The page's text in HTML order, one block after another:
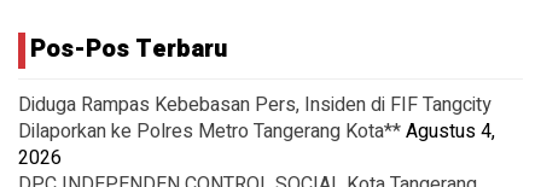
Pos-Pos Terbaru
Diduga Rampas Kebebasan Pers, Insiden di FIF Tangcity
Dilaporkan ke Polres Metro Tangerang Kota**Agustus 4,
2026